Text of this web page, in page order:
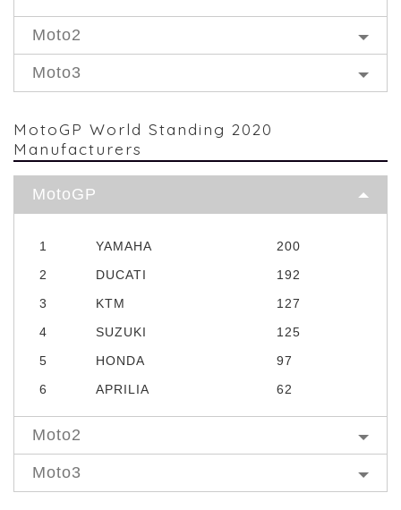
Moto2
Moto3
MotoGP World Standing 2020
Manufacturers
MotoGP
1 YAMAHA
200
2
DUCATI
192
3
KTM
127
4
SUZUKI
125
5
HONDA
97
6
APRILIA 62
Moto2
Moto3